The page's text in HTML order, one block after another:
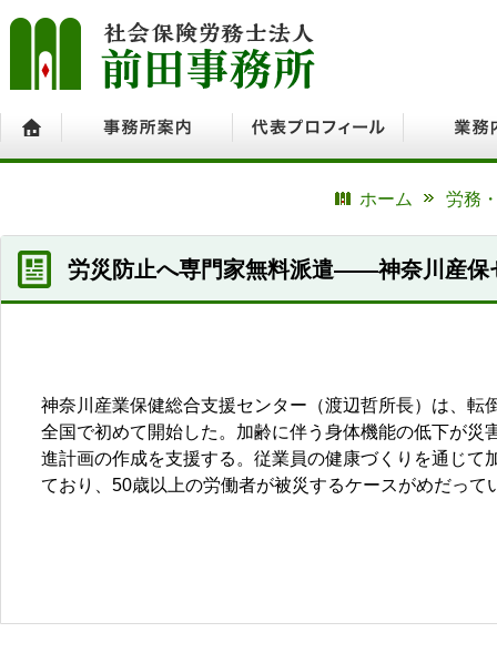
ホーム
労務
労災防止へ専門家無料派遣――神奈川産保
神奈川産業保健総合支援センター（渡辺哲所長）は、
全国で初めて開始した。加齢に伴う身体機能の低下が
進計画の作成を支援する。従業員の健康づくりを通じ
ており、50歳以上の労働者が被災するケースがめだって